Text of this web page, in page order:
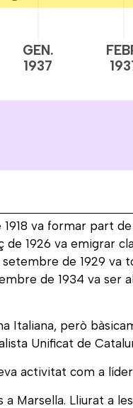
GEN.
1937
va formar part
1926 va emigrar
de 1929 va
de 1934 va ser
Italiana, però
Unificat de
activitat com a
Marsella. Lliurat a